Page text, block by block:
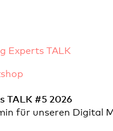
TALK #5 2026
für unseren Digital